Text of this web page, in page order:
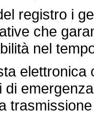
registro i
che
nel
elettronica
di